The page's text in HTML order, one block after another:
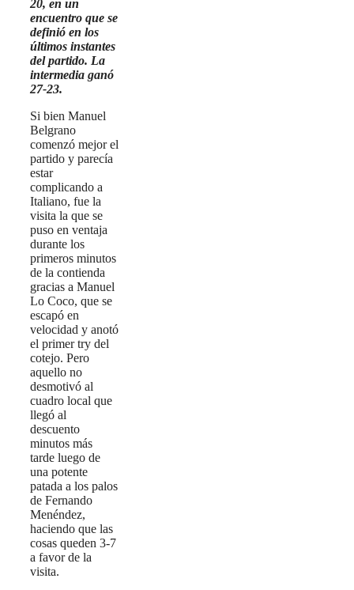
20, en un
encuentro que se
definió en los
últimos instantes
del partido. La
intermedia ganó
27-23.
Si bien Manuel
Belgrano
comenzó mejor el
partido y parecía
estar
complicando a
Italiano, fue la
visita la que se
puso en ventaja
durante los
primeros minutos
de la contienda
gracias a Manuel
Lo Coco, que se
escapó en
velocidad y anotó
el primer try del
cotejo. Pero
aquello no
desmotivó al
cuadro local que
llegó al
descuento
minutos más
tarde luego de
una potente
patada a los palos
de Fernando
Menéndez,
haciendo que las
cosas queden 3-7
a favor de la
visita.